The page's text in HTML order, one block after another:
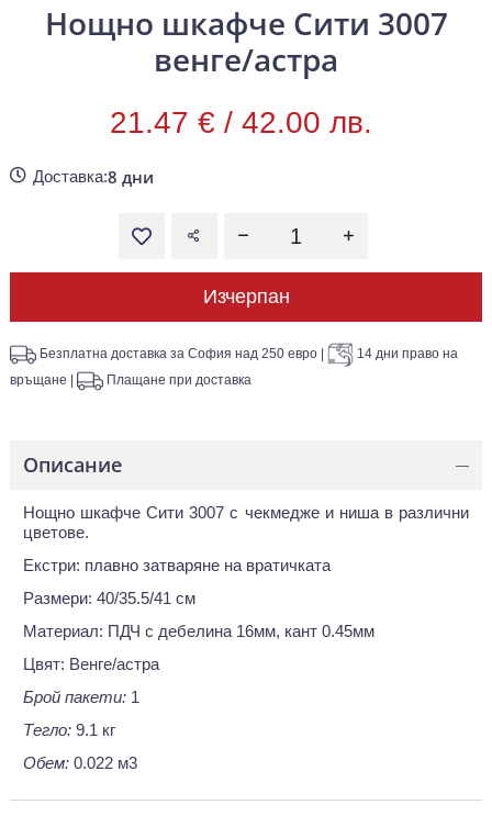
Нощно шкафче Сити 3007
венге/астра
21.47 € / 42.00 лв.
Доставка:8 дни
Изчерпан
Безплатна доставка за София над 250 евро
14 дни право на
връщане
Плащане при доставка
Описание —
Нощно шкафче Сити 3007 с чекмедже и ниша в различни
цветове.
Екстри: плавно затваряне на вратичката
Размери: 40/35.5/41 см
Материал: ПДЧ с дебелина 16мм, кант 0.45мм
Цвят: Венге/астра
Брой пакети: 1
Тегло: 9.1 кг
Обем: 0.022 м3